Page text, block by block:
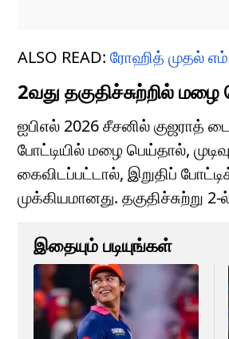
ALSO READ: ரோஹித் முதல்
2வது தகுதிச்சுற்றில்
ஐபிஎல் 2026 சீசனில்
போட்டியில் மழை பெய்தால்,
கைவிடப்பட்டால், இறுதிப்
முக்கியமானது.
இதையும் படியுங்கள்